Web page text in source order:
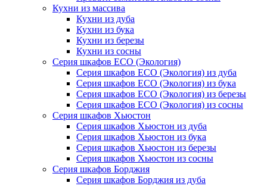
Кухни из массива
Кухни из дуба
Кухни из бука
Кухни из березы
Кухни из сосны
Серия шкафов ECO (Экология)
Серия шкафов ECO (Экология) из дуба
Серия шкафов ECO (Экология) из бука
Серия шкафов ECO (Экология) из березы
Серия шкафов ECO (Экология) из сосны
Серия шкафов Хьюстон
Серия шкафов Хьюстон из дуба
Серия шкафов Хьюстон из бука
Серия шкафов Хьюстон из березы
Серия шкафов Хьюстон из сосны
Серия шкафов Борджия
Серия шкафов Борджия из дуба